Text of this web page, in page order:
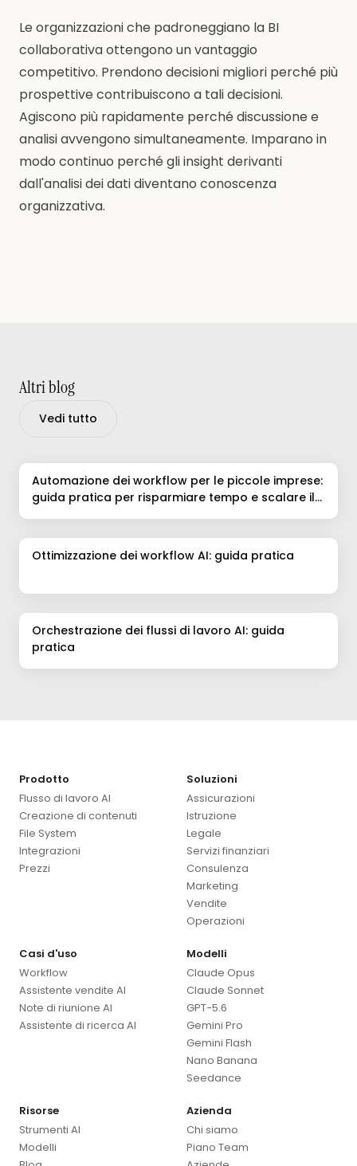
Le organizzazioni che padroneggiano la BI
collaborativa ottengono un vantaggio
competitivo. Prendono decisioni migliori perché più
prospettive contribuiscono a tali decisioni.
Agiscono più rapidamente perché discussione e
analisi avvengono simultaneamente. Imparano in
modo continuo perché gli insight derivanti
dall'analisi dei dati diventano conoscenza
organizzativa.
Altri blog
Vedi tutto
Automazione dei workflow per le piccole imprese:
guida pratica per risparmiare tempo e scalare il
Ottimizzazione dei workflow AI: guida pratica
Orchestrazione dei flussi di lavoro AI: guida
pratica
Prodotto
Flusso di lavoro AI
Creazione di contenuti
File System
Integrazioni
Prezzi
Soluzioni
Assicurazioni
Istruzione
Legale
Servizi finanziari
Consulenza
Marketing
Vendite
Operazioni
Casi d'uso
Workflow
Assistente vendite AI
Note di riunione AI
Assistente di ricerca AI
Modelli
Claude Opus
Claude Sonnet
GPT-5.6
Gemini Pro
Gemini Flash
Nano Banana
Seedance
Risorse
Strumenti AI
Modelli
Azienda
Chi siamo
Piano Team